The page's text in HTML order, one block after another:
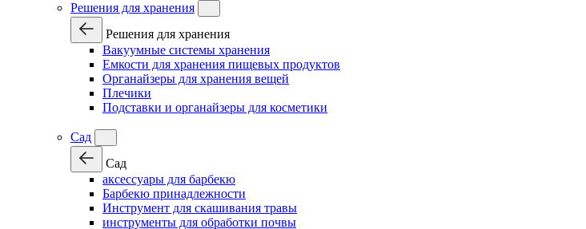
Решения для хранения
Решения для хранения
Вакуумные системы хранения
Емкости для хранения пищевых продуктов
Органайзеры для хранения вещей
Плечики
Подставки и органайзеры для косметики
Сад
Сад
аксессуары для барбекю
Барбекю принадлежности
Инструмент для скашивания травы
инструменты для обработки почвы